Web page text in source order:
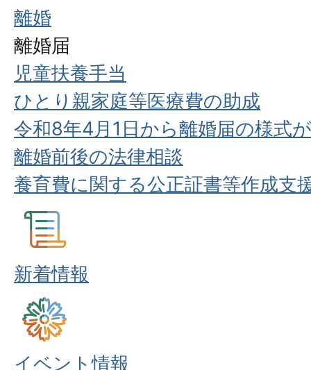
離婚
離婚届
児童扶養手当
ひとり親家庭等医療費の助成
令和8年4月1日から離婚届の様式
離婚前後の法律相談
養育費に関する公正証書等作成支
新着情報
イベント情報